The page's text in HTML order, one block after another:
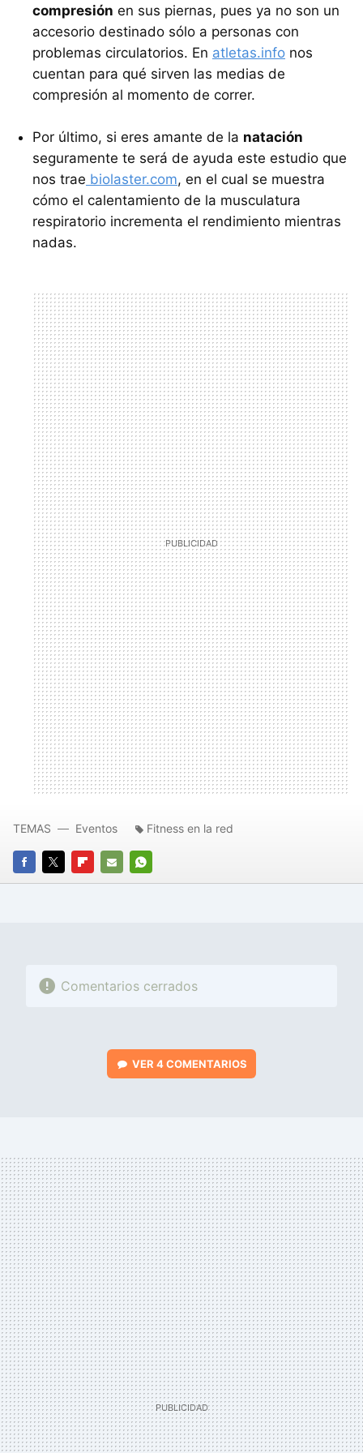
compresión en sus piernas, pues ya no son un
accesorio destinado sólo a personas con
problemas circulatorios. En atletas.info nos
cuentan para qué sirven las medias de
compresión al momento de correr.
Por último, si eres amante de la natación
seguramente te será de ayuda este estudio que
nos trae biolaster.com, en el cual se muestra
cómo el calentamiento de la musculatura
respiratorio incrementa el rendimiento mientras
nadas.
FACEBOOK
TWITTERFLIPBOARD
E-
WHATSAPP
TEMAS Eventos Fitness en la red
Comentarios cerrados
VER 4 COMENTARIOS